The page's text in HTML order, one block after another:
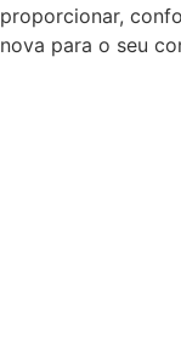
proporcionar,
nova para o seu